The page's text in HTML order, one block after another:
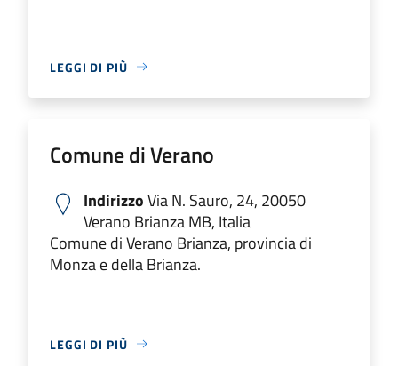
LEGGI DI PIÙ
Comune di Verano
IndirizzoVia N. Sauro, 24, 20050
Verano Brianza MB, Italia
Comune di Verano Brianza, provincia di
Monza e della Brianza.
LEGGI DI PIÙ